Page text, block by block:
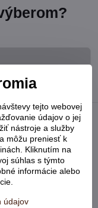
tejto webovej
údajov o jej
nástroje a služby
môžu preniesť k
Kliknutím na
súhlas s týmto
informácie alebo
údajov